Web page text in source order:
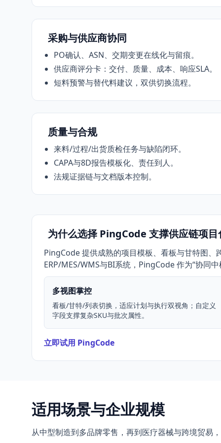
采购与供应商协同
PO确认、ASN、交期变更在线化与留痕。
供应商评分卡：交付、质量、成本、响应SLA。
短料预警与替代料建议，双供切换流程。
质量与合规
来料/过程/出货质检任务与缺陷闭环。
CAPA与8D报告模板化、责任到人。
法规证据链与文档版本控制。
为什么选择 PingCode 支撑供应链项目
PingCode 提供成熟的项目模板、看板与甘特图
ERP/MES/WMS与BI系统，PingCode 作为“协同
多视图掌控
看板/甘特/列表切换，适应计划与执行双视角；自定义
字段支撑复杂SKU与批次属性。
立即试用 PingCode
适用场景与企业规模
从中型制造到多品牌零售，再到医疗器械与跨境贸易